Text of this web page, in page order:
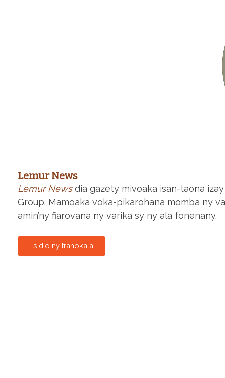
Lemur News
Lemur Newsdia gazety mivoaka isan-taona izay
Group. Mamoaka voka-pikarohana momba ny
amin’ny fiarovana ny varika sy ny ala fonenany.
Tsidio ny tranokala